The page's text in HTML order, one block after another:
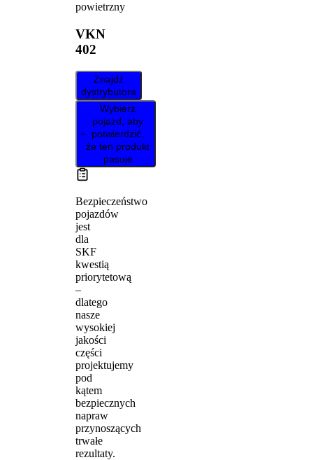
powietrzny
VKN
402
Znajdź
dystrybutora
Wybierz
pojazd, aby
potwierdzić,
że ten produkt
pasuje
Bezpieczeństwo
pojazdów
jest
dla
SKF
kwestią
priorytetową
–
dlatego
nasze
wysokiej
jakości
części
projektujemy
pod
kątem
bezpiecznych
napraw
przynoszących
trwałe
rezultaty.